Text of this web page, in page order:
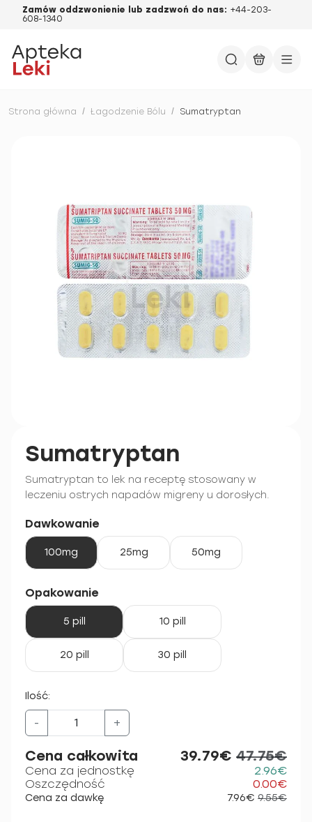
Zamów oddzwonienie lub zadzwoń do nas: +44-203-
608-1340
Strona główna / Łagodzenie Bólu / Sumatryptan
Sumatryptan
Sumatryptan to lek na receptę stosowany w
leczeniu ostrych napadów migreny u dorosłych.
Dawkowanie
100mg 25mg 50mg
Opakowanie
5 pill 10 pill
20 pill 30 pill
Ilość:
- +
Cena całkowita 39.79€ 47.75€
Cena za jednostkę
2.96€
Oszczędność
0.00€
Cena za dawkę 7.96€ 9.55€